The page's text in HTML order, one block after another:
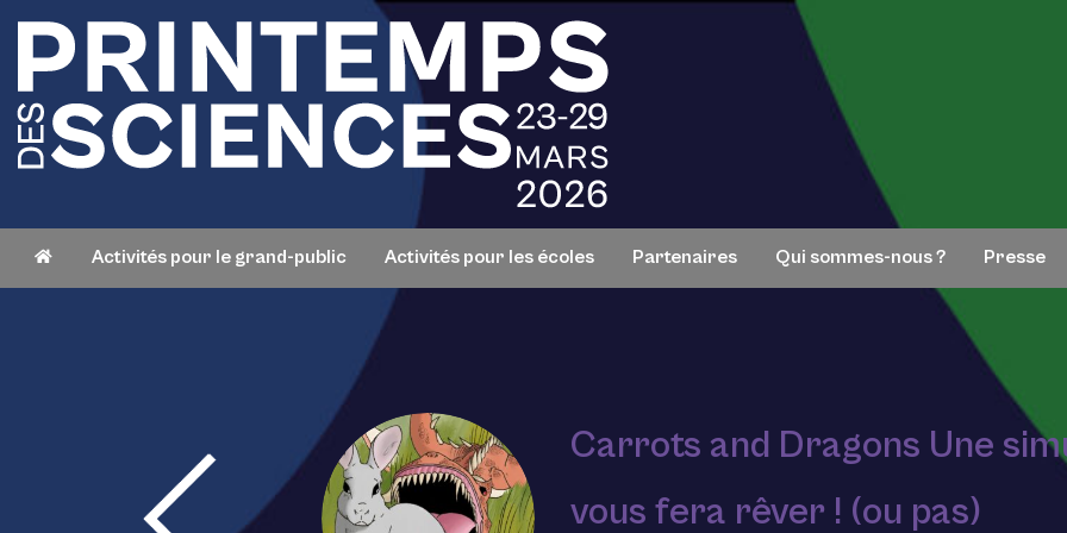
Activités pour le grand-public Activités pour les écoles Partenaires Qui sommes-nous ? Presse
Carrots and Dragons Une
vous fera rêver ! (ou pas)